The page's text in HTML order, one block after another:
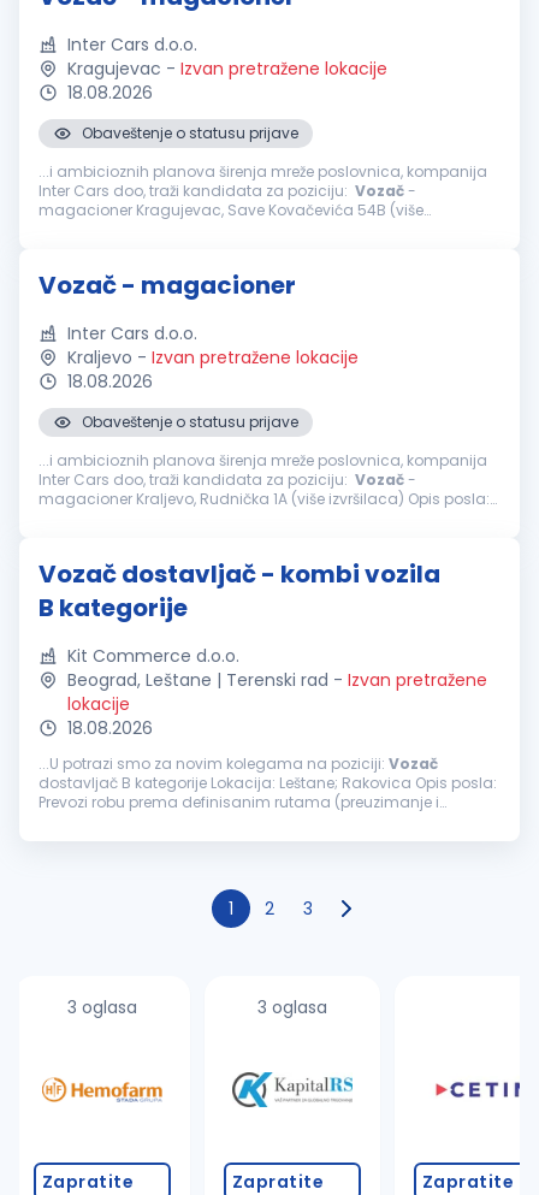
Inter Cars d.o.o.
Kragujevac - Izvan pretražene lokacije
18.08.2026
Obaveštenje o statusu prijave
...i ambicioznih planova širenja mreže poslovnica, kompanija
Inter Cars doo, traži kandidata za poziciju: Vozač-
magacioner Kragujevac, Save Kovačevića 54B (više
Vozač - magacioner
Inter Cars d.o.o.
Kraljevo - Izvan pretražene lokacije
18.08.2026
Obaveštenje o statusu prijave
...i ambicioznih planova širenja mreže poslovnica, kompanija
Inter Cars doo, traži kandidata za poziciju: Vozač-
magacioner Kraljevo, Rudnička 1A (više izvršilaca) Opis posla:
Vozač dostavljač - kombi vozila
B kategorije
Kit Commerce d.o.o.
Beograd, Leštane | Terenski rad - Izvan pretražene
lokacije
18.08.2026
...U potrazi smo za novim kolegama na poziciji: Vozač
dostavljač B kategorije Lokacija: Leštane; Rakovica Opis posla:
Prevozi robu prema definisanim rutama (preuzimanje i
poštuje saobraćajne...
1 2 3
3 oglasa
Zapratite
3 oglasa
Zapratite Zapratite